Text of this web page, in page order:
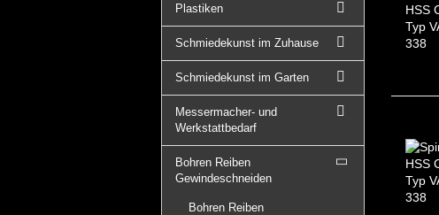
Plastiken
Schmiedekunst im Zuhause
Schmiedekunst im Garten
Messermacher- und
Werkstattbedarf
Bohren Reiben
Gewindeschneiden
Bohren Reiben